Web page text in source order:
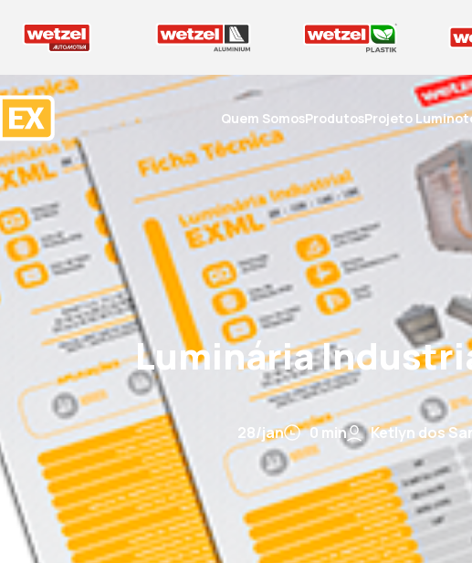
Quem SomosProdutosProjeto
Luminária
28/jan 0 min Ketlyn dos